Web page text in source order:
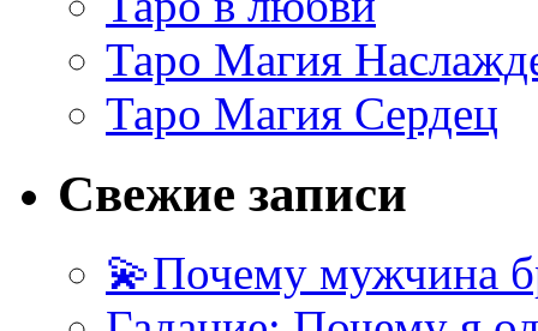
Таро Магия
Таро Магия Сердец
Свежие записи
💫Почему мужчина